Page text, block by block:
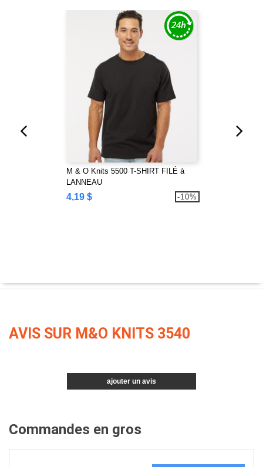
M & O Knits 5500 T-SHIRT FILÉ à
LANNEAU
4,19 $ -10%
AVIS SUR M&O KNITS 3540
ajouter un avis
Commandes en gros